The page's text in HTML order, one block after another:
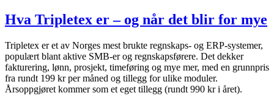
Hva Tripletex er – og når det blir for mye
Tripletex er et av Norges mest brukte regnskaps- og ERP-systemer,
populært blant aktive SMB-er og regnskapsførere. Det dekker
fakturering, lønn, prosjekt, timeføring og mye mer, med en grunnpris
fra rundt 199 kr per måned og tillegg for ulike moduler.
Årsoppgjøret kommer som et eget tillegg (rundt 990 kr i året).